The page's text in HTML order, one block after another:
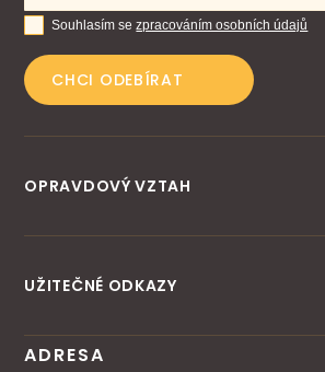
OPRAVDOVÝ VZTAH
ŠKOLA KOUČŮ
BLOG
PODCAST
UŽITEČNÉ ODKAZY
DOPRAVA A PLATBA
ADRESA
Souhlasím sezpracováním osobních údajů
CHCI ODEBÍRAT